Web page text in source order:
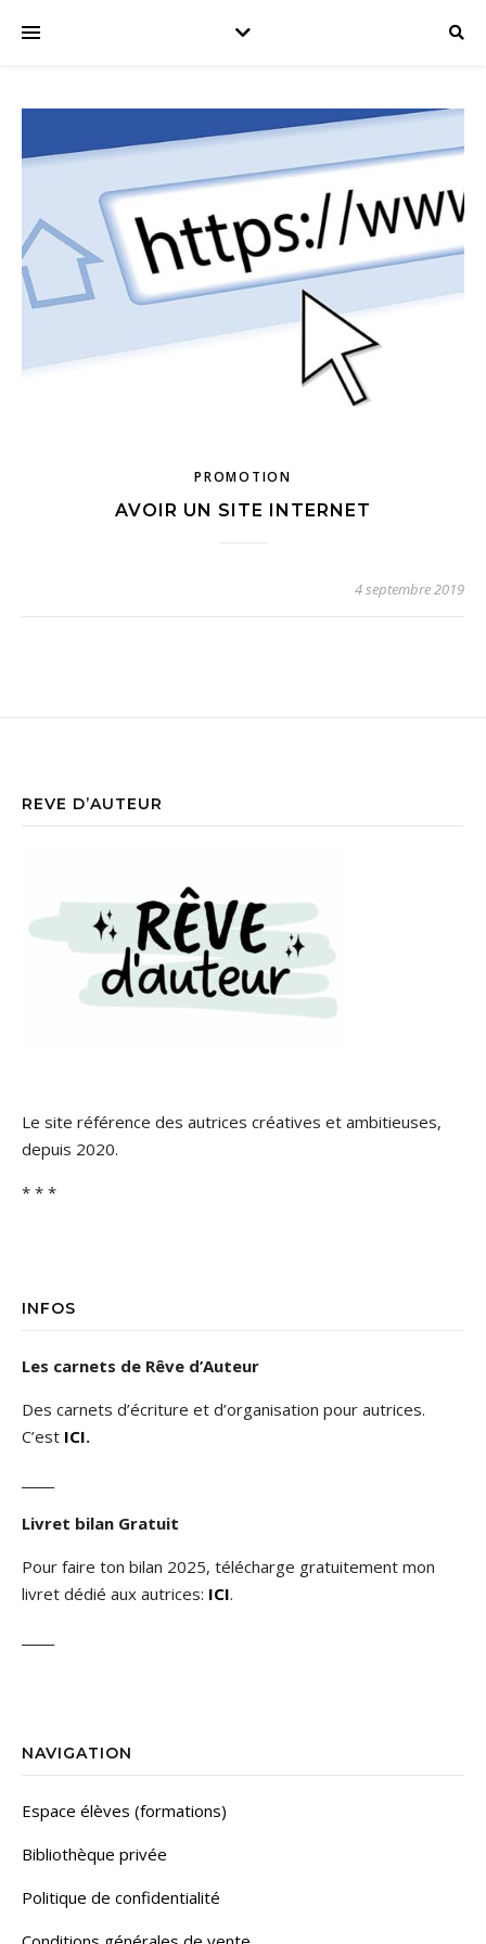
PROMOTION
AVOIR UN SITE INTERNET
4 septembre 2019
REVE D’AUTEUR
Le site référence des autrices créatives et ambitieuses,
depuis 2020.
* * *
INFOS
Les carnets de Rêve d’Auteur
Des carnets d’écriture et d’organisation pour autrices.
C’est ICI.
Livret bilan Gratuit
Pour faire ton bilan 2025, télécharge gratuitement mon
livret dédié aux autrices: ICI.
NAVIGATION
Espace élèves (formations)
Bibliothèque privée
Politique de confidentialité